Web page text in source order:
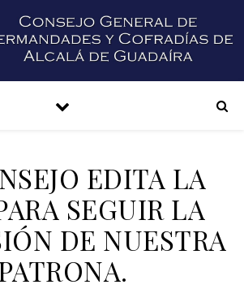
EDITA LA
SEGUIR LA
DE NUESTRA